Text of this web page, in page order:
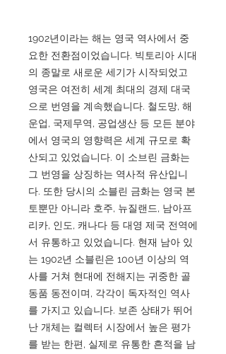
1902년이라는 해는 영국 역사에서 중
요한 전환점이었습니다. 빅토리아 시대
의 종말로 새로운 세기가 시작되었고
영국은 여전히 세계 최대의 경제 대국
으로 번영을 계속했습니다. 철도망, 해
운업, 국제무역, 공업생산 등 모든 분야
에서 영국의 영향력은 세계 규모로 확
산되고 있었습니다. 이 소브린 금화는
그 번영을 상징하는 역사적 유산입니
다. 또한 당시의 소블린 금화는 영국 본
토뿐만 아니라 호주, 뉴질랜드, 남아프
리카, 인도, 캐나다 등 대영 제국 전역에
서 유통하고 있었습니다. 현재 남아 있
는 1902년 소블린은 100년 이상의 역
사를 거쳐 현대에 전해지는 귀중한 골
동품 동전이며, 각각이 독자적인 역사
를 가지고 있습니다. 보존 상태가 뛰어
난 개체는 컬렉터 시장에서 높은 평가
를 받는 한편, 실제로 유통한 흔적을 남